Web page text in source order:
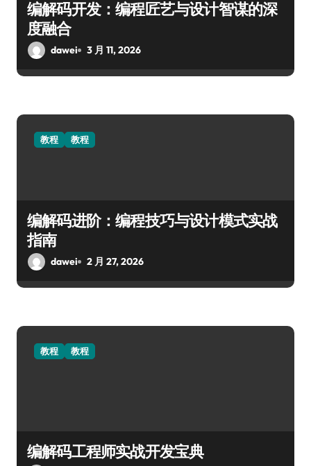
编解码开发：编程匠艺与设计智谋的深
度融合
dawei 3 月 11, 2026
教程 教程
编解码进阶：编程技巧与设计模式实战
指南
dawei 2 月 27, 2026
教程 教程
编解码工程师实战开发宝典